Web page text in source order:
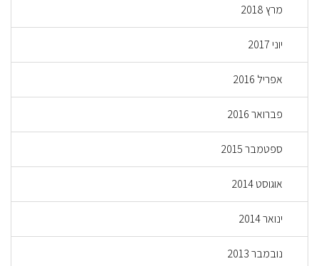
מרץ 2018
יוני 2017
אפריל 2016
פברואר 2016
ספטמבר 2015
אוגוסט 2014
ינואר 2014
נובמבר 2013